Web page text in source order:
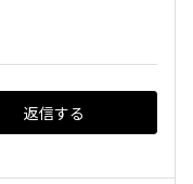
返信する